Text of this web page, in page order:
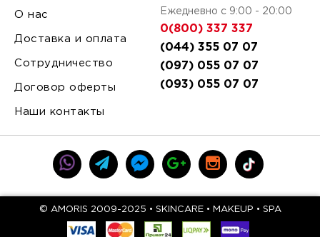
О нас
Доставка и оплата
Сотрудничество
Договор оферты
Наши контакты
Ежедневно с 9:00 - 20:00
0(800) 337 337
(044) 355 07 07
(097) 055 07 07
(093) 055 07 07
© AMORIS 2009-2025 • SKINCARE • MAKEUP • SPA